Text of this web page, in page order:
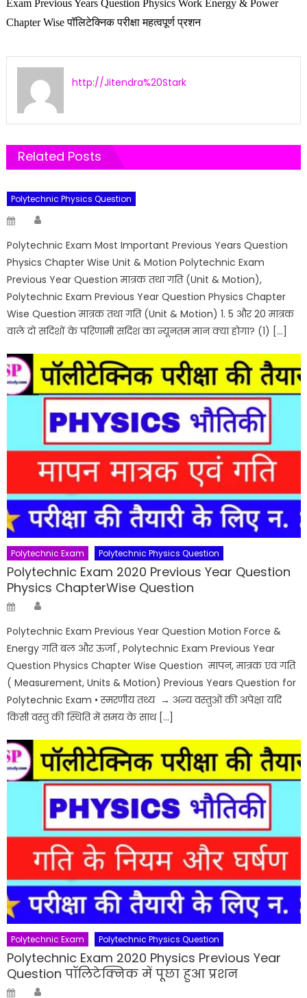
Exam Previous Years Question Physics Work Energy & Power
Chapter Wise पॉलिटेक्निक परीक्षा महत्वपूर्ण प्रशन
http://Jitendra%20Stark
Related Posts
Polytechnic Physics Question
Posted
Polytechnic Exam Most Important Previous Years Question
Physics Chapter Wise Unit & Motion Polytechnic Exam
Previous Year Question मात्रक तथा गति (Unit & Motion),
Polytechnic Exam Previous Year Question Physics Chapter
Wise Question मात्रक तथा गति (Unit & Motion) 1. 5 और 20 मात्रक
वाले दो सदिशों के परिणामी सदिश का न्यूनतम मान क्या होगा? (1) […]
Polytechnic Exam Polytechnic Physics Question
Polytechnic Exam 2020 Previous Year Question
Physics ChapterWise Question
Posted
Polytechnic Exam Previous Year Question Motion Force &
Energy गति बल और ऊर्जा , Polytechnic Exam Previous Year
Question Physics Chapter Wise Question मापन, मात्रक एवं गति
( Measurement, Units & Motion) Previous Years Question for
Polytechnic Exam • स्मरणीय तथ्य → अन्य वस्तुओं की अपेक्षा यदि
किसी वस्तु की स्थिति में समय के साथ […]
Polytechnic Exam Polytechnic Physics Question
Polytechnic Exam 2020 Physics Previous Year
Question पॉलिटेक्निक में पूछा हुआ प्रशन
Posted